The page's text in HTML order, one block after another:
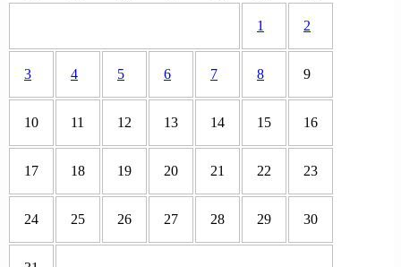
1 2
3 4 5 6 7 8 9
10 11 12 13 14 15 16
17 18 19 20 21 22 23
24 25 26 27 28 29 30